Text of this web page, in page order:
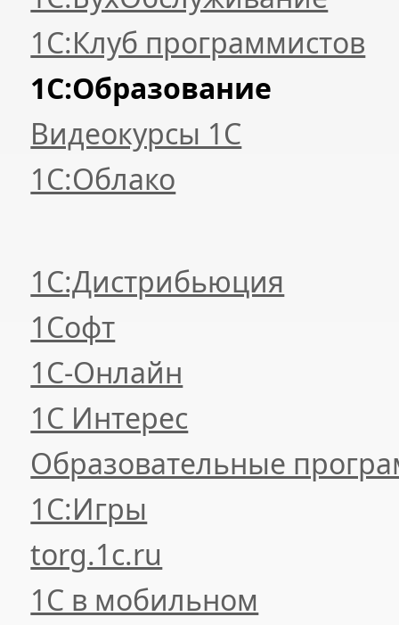
1С:Клуб программистов
1С:Образование
Видеокурсы 1С
1С:Облако
1С:Дистрибьюция
1Софт
1С-Онлайн
1С Интерес
Образовательные
1С:Игры
torg.1c.ru
1С в мобильном